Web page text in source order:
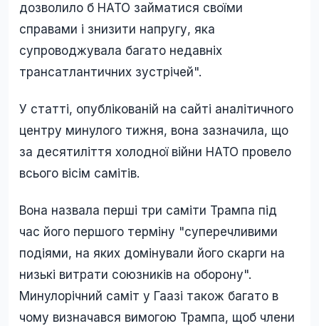
дозволило б НАТО займатися своїми
справами і знизити напругу, яка
супроводжувала багато недавніх
трансатлантичних зустрічей".
У статті, опублікованій на сайті аналітичного
центру минулого тижня, вона зазначила, що
за десятиліття холодної війни НАТО провело
всього вісім самітів.
Вона назвала перші три саміти Трампа під
час його першого терміну "суперечливими
подіями, на яких домінували його скарги на
низькі витрати союзників на оборону".
Минулорічний саміт у Гаазі також багато в
чому визначався вимогою Трампа, щоб члени